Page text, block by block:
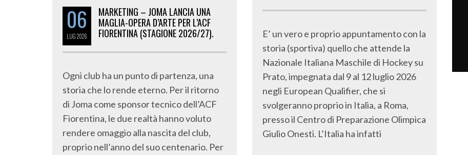
E’ un vero e proprio appuntamento con la
storia (sportiva) quello che attende la
Nazionale Italiana Maschile di Hockey su
Prato, impegnata dal 9 al 12 luglio 2026
negli European Qualifier, che si
svolgeranno proprio in Italia, a Roma,
presso il Centro di Preparazione Olimpica
Giulio Onesti. L’Italia ha infatti
06
LUG2026
MARKETING – JOMA LANCIA UNA
MAGLIA-OPERA D’ARTE PER L’ACF
FIORENTINA (STAGIONE 2026/27).
Ogni club ha un punto di partenza, una
storia che lo rende eterno. Per il ritorno
di Joma come sponsor tecnico dell’ACF
Fiorentina, le due realtà hanno voluto
rendere omaggio alla nascita del club,
proprio nell’anno del suo centenario. Per